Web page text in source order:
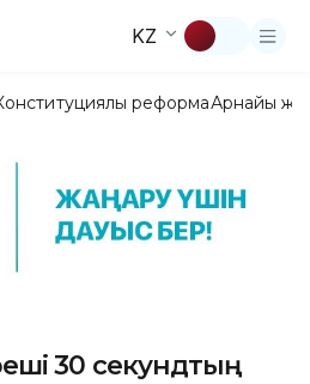
KZ
реформаАрнайы
30 секундтың